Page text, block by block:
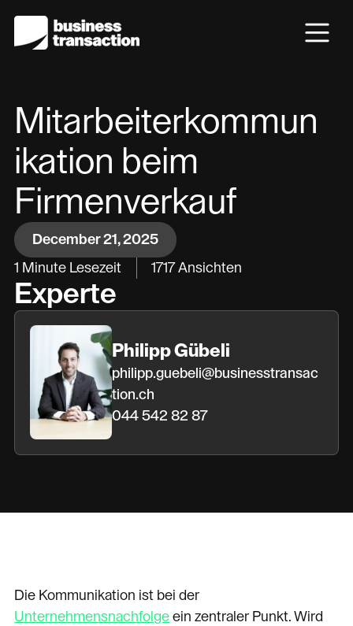
Mitarbeiterkommun
ikation beim
Firmenverkauf
December 21, 2025
1 Minute Lesezeit 1717 Ansichten
Experte
Philipp Gübeli
philipp.guebeli@businesstransac
tion.ch
044 542 82 87
Die Kommunikation ist bei der
Unternehmensnachfolge ein zentraler Punkt. Wird